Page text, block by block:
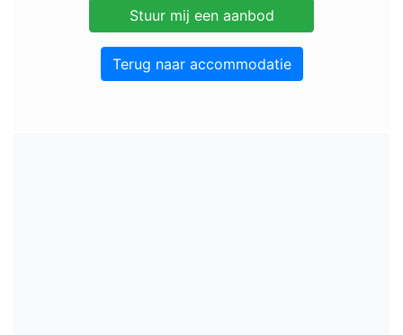
Terug naar accommodatie